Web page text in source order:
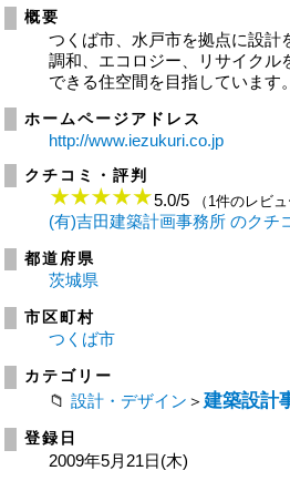
概要
つくば市、水戸市を拠点に設計
調和、エコロジー、リサイクル
できる住空間を目指しています。
ホームページアドレス
http://www.iezukuri.co.jp
クチコミ・評判
5.0/5 （1件のレビュ
(有)吉田建築計画事務所 のクチ
都道府県
茨城県
市区町村
つくば市
カテゴリー
設計・デザイン ＞ 建築設計
登録日
2009年5月21日(木)